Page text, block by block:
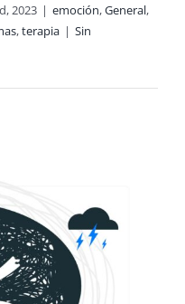
2023 | emoción,General,
,terapia | Sin